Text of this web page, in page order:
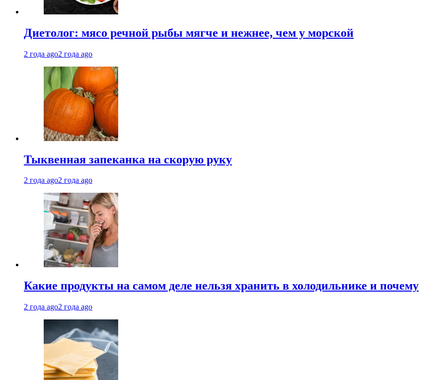
Диетолог: мясо речной рыбы мягче и нежнее, чем у морской
2 года ago2 года ago
Тыквенная запеканка на скорую руку
2 года ago2 года ago
Какие продукты на самом деле нельзя хранить в холодильнике и почему
2 года ago2 года ago